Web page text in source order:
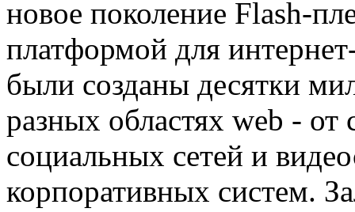
новое поколение Flash-
платформой для
были созданы десятки
разных областях web -
социальных сетей и
корпоративных систем.